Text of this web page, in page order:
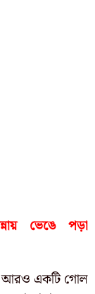
ভেঙে পড়া
আরও একটি গোল